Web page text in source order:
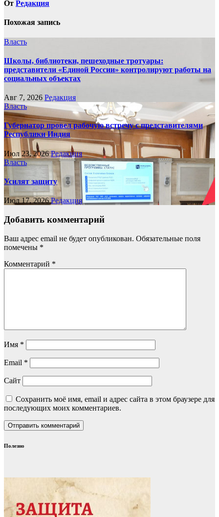
От Редакция
Похожая запись
Власть
Школы, библиотеки, пешеходные тротуары:
представители «Единой России» контролируют работы на
социальных объектах
Авг 7, 2026 Редакция
Власть
Губернатор провел рабочую встречу с представителями
Республики Индия
Июл 23, 2026Редакция
Власть
Усилят защиту
Июл 17, 2026Редакция
Добавить комментарий
Ваш адрес email не будет опубликован. Обязательные поля
помечены *
Комментарий *
Имя *
Email *
Сайт
Сохранить моё имя, email и адрес сайта в этом браузере для
последующих моих комментариев.
Полезно